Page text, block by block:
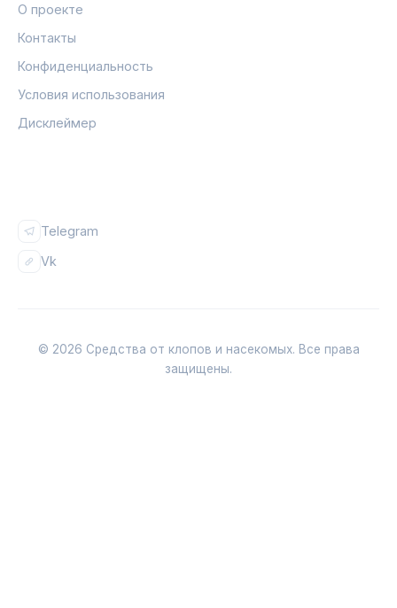
О проекте
Контакты
Конфиденциальность
Условия использования
Дисклеймер
Telegram
Vk
© 2026 Средства от клопов и насекомых. Все права
защищены.